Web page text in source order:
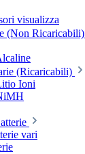
visualizza
(Non Ricaricabili)
(Ricaricabili)
Ioni
vari